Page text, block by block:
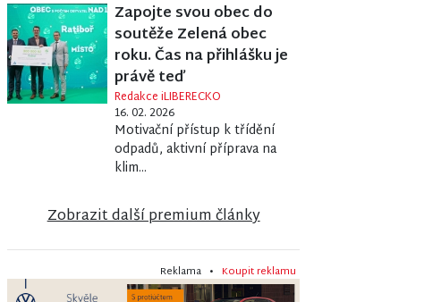
Zapojte svou obec do
soutěže Zelená obec
roku. Čas na přihlášku je
právě teď
Redakce iLIBERECKO
16. 02. 2026
Motivační přístup k třídění
odpadů, aktivní příprava na
klim...
Zobrazit další premium články
Reklama • Koupit reklamu